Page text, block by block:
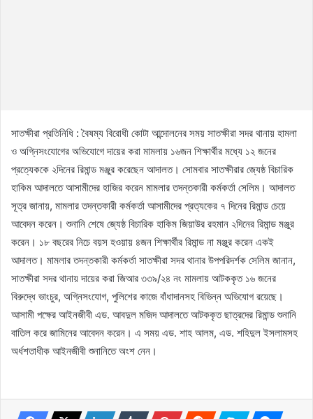
সাতক্ষীরা প্রতিনিধি : বৈষম্য বিরোধী কোটা আন্দোলনের সময় সাতক্ষীরা সদর থানায় হামলা
ও অগ্নিসংযোগের অভিযোগে দায়ের করা মামলায় ১৬জন শিক্ষার্থীর মধ্যে ১২ জনের
প্রত্যেককে ২দিনের রিমান্ড মঞ্জুর করেছেন আদালত। সোমবার সাতক্ষীরার জ্যেষ্ঠ বিচারিক
হাকিম আদালতে আসামীদের হাজির করেন মামলার তদন্তকারী কর্মকর্তা সেলিম। আদালত
সূত্র জানায়, মামলার তদন্তকারী কর্মকর্তা আসামীদের প্রত্যকের ৭ দিনের রিমান্ড চেয়ে
আবেদন করেন। শুনানি শেষে জ্যেষ্ঠ বিচারিক হাকিম জিয়াউর রহমান ২দিনের রিমান্ড মঞ্জুর
করেন। ১৮ বছরের নিচে বয়স হওয়ায় ৪জন শিক্ষার্থীর রিমান্ড না মঞ্জুর করেন একই
আদালত। মামলার তদন্তকারী কর্মকর্তা সাতক্ষীরা সদর থানার উপপরিদর্শক সেলিম জানান,
সাতক্ষীরা সদর থানায় দায়ের করা জিআর ৩৩৯/২৪ নং মামলায় আটককৃত ১৬ জনের
বিরুদ্ধে ভাংচুর, অগ্নিসংযোগ, পুলিশের কাজে বাঁধাদানসহ বিভিন্ন অভিযোগ রয়েছে।
আসামী পক্ষের আইনজীবী এড. আবদুল মজিদ আদালতে আটককৃত ছাত্রদের রিমান্ড শুনানি
বাতিল করে জামিনের আবেদন করেন। এ সময় এড. শাহ আলম, এড. শহিদুল ইসলামসহ
অর্ধশতাধীক আইনজীবী শুনানিতে অংশ নেন।